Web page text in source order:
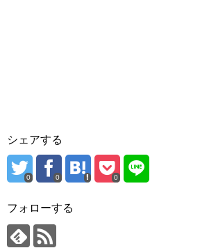
シェアする
0 0 0
フォローする